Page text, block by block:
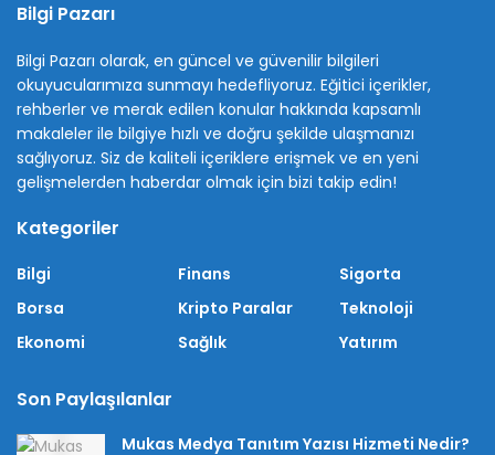
Bilgi Pazarı
Bilgi Pazarı olarak, en güncel ve güvenilir bilgileri
okuyucularımıza sunmayı hedefliyoruz. Eğitici içerikler,
rehberler ve merak edilen konular hakkında kapsamlı
makaleler ile bilgiye hızlı ve doğru şekilde ulaşmanızı
sağlıyoruz. Siz de kaliteli içeriklere erişmek ve en yeni
gelişmelerden haberdar olmak için bizi takip edin!
Kategoriler
Bilgi
Borsa
Ekonomi
Finans
Kripto Paralar
Sağlık
Sigorta
Teknoloji
Yatırım
Son Paylaşılanlar
Mukas Medya Tanıtım Yazısı Hizmeti Nedir?